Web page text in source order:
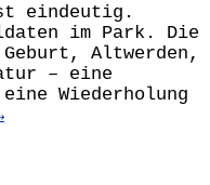
eindeutig.
im Park. Die
Altwerden,
– eine
Wiederholung